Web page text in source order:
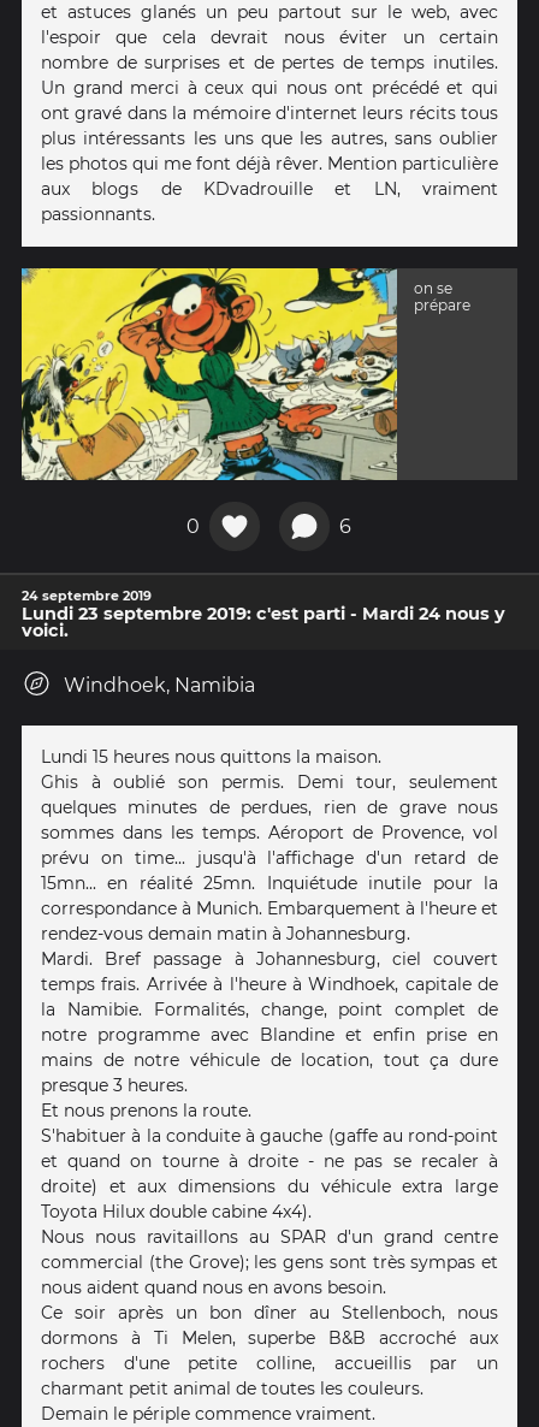
et astuces glanés un peu partout sur le web, avec
l'espoir que cela devrait nous éviter un certain
nombre de surprises et de pertes de temps inutiles.
Un grand merci à ceux qui nous ont précédé et qui
ont gravé dans la mémoire d'internet leurs récits tous
plus intéressants les uns que les autres, sans oublier
les photos qui me font déjà rêver. Mention particulière
aux blogs de KDvadrouille et LN, vraiment
passionnants.
on se
prépare
0 6
24 septembre 2019
Lundi 23 septembre 2019: c'est parti - Mardi 24 nous y
voici.
Windhoek, Namibia
Lundi 15 heures nous quittons la maison.
Ghis à oublié son permis. Demi tour, seulement
quelques minutes de perdues, rien de grave nous
sommes dans les temps. Aéroport de Provence, vol
prévu on time... jusqu'à l'affichage d'un retard de
15mn... en réalité 25mn. Inquiétude inutile pour la
correspondance à Munich. Embarquement à l'heure et
rendez-vous demain matin à Johannesburg.
Mardi. Bref passage à Johannesburg, ciel couvert
temps frais. Arrivée à l'heure à Windhoek, capitale de
la Namibie. Formalités, change, point complet de
notre programme avec Blandine et enfin prise en
mains de notre véhicule de location, tout ça dure
presque 3 heures.
Et nous prenons la route.
S'habituer à la conduite à gauche (gaffe au rond-point
et quand on tourne à droite - ne pas se recaler à
droite) et aux dimensions du véhicule extra large
Toyota Hilux double cabine 4x4).
Nous nous ravitaillons au SPAR d'un grand centre
commercial (the Grove); les gens sont très sympas et
nous aident quand nous en avons besoin.
Ce soir après un bon dîner au Stellenboch, nous
dormons à Ti Melen, superbe B&B accroché aux
rochers d'une petite colline, accueillis par un
charmant petit animal de toutes les couleurs.
Demain le périple commence vraiment.